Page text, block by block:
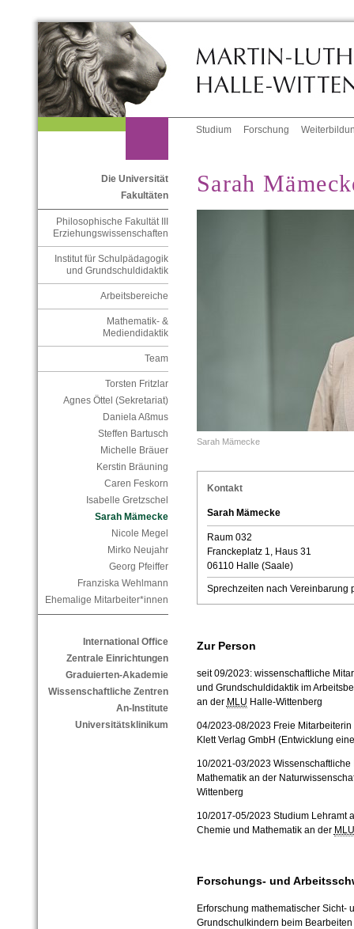
Studium Forschung
Die Universität
Fakultäten
Philosophische Fakultät III
Erziehungswissenschaften
Institut für Schulpädagogik
und Grundschuldidaktik
Arbeitsbereiche
Mathematik- &
Mediendidaktik
Team
Torsten Fritzlar
Agnes Öttel (Sekretariat)
Daniela Aßmus
Steffen Bartusch
Michelle Bräuer
Kerstin Bräuning
Caren Feskorn
Isabelle Gretzschel
Sarah Mämecke
Nicole Megel
Mirko Neujahr
Georg Pfeiffer
Franziska Wehlmann
Ehemalige Mitarbeiter*innen
International Office
Zentrale Einrichtungen
Graduierten-Akademie
Wissenschaftliche Zentren
An-Institute
Universitätsklinikum
Sarah
Sarah Mämecke
Kontakt
Sarah Mämecke
Raum 032
Franckeplatz 1, Haus 31
06110 Halle (Saale)
Sprechzeiten nach Vereinbarung
Zur Person
seit 09/2023: wissenschaftliche
und Grundschuldidaktik im
an der MLU Halle-Wittenberg
04/2023-08/2023 Freie
Klett Verlag GmbH (Entwicklung
10/2021-03/2023
Mathematik an der
Wittenberg
10/2017-05/2023 Studium Lehramt
Chemie und Mathematik an der MLU
Forschungs- und
Erforschung mathematischer Sicht-
Grundschulkindern beim